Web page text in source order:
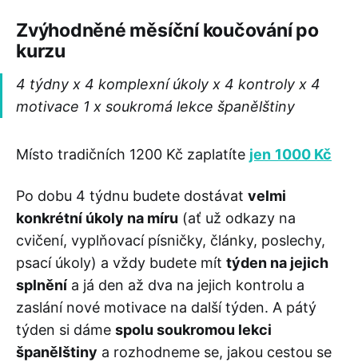
Zvýhodněné měsíční koučování po
kurzu
4 týdny x 4 komplexní úkoly x 4 kontroly x 4
motivace 1 x soukromá lekce španělštiny
Místo tradičních 1200 Kč zaplatíte jen 1000 Kč
Po dobu 4 týdnu budete dostávat velmi
konkrétní úkoly na míru (ať už odkazy na
cvičení, vyplňovací písničky, články, poslechy,
psací úkoly) a vždy budete mít týden na jejich
splnění a já den až dva na jejich kontrolu a
zaslání nové motivace na další týden. A pátý
týden si dáme spolu soukromou lekci
španělštiny a rozhodneme se, jakou cestou se